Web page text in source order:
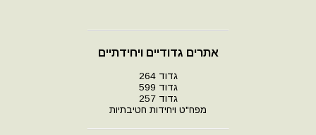
אתרים גדודיים ויחידתיים
גדוד 264
גדוד 599
גדוד 257
מפח"ט ויחידות חטיבתיות